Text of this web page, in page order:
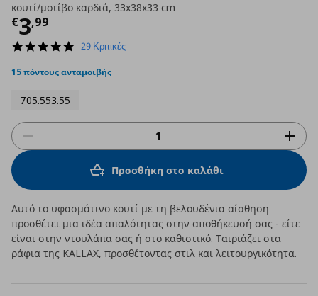
κουτί/μοτίβο καρδιά, 33x38x33 cm
€3,99
Τρέχουσα τιμή
4.9
rating
29 Κριτικές
15 πόντους ανταμοιβής
705.553.55
Προσθήκη στο καλάθι
Αυτό το υφασμάτινο κουτί με τη βελουδένια αίσθηση
προσθέτει μια ιδέα απαλότητας στην αποθήκευσή σας - είτε
είναι στην ντουλάπα σας ή στο καθιστικό. Ταιριάζει στα
ράφια της KALLAX, προσθέτοντας στιλ και λειτουργικότητα.